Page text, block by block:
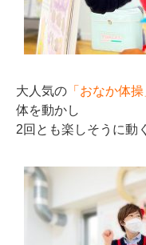
大人気の 「おなか体操
体を動かし
2回とも楽しそうに動